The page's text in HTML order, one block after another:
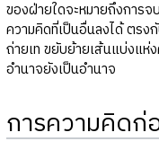
ของฝ่ายใดจะหมายถึงการ
ความคิดที่เป็นอื่นลงได้ ตรง
ถ่ายเท ขยับย้ายเส้นแบ่งแห่
อำนาจยังเป็นอำนาจ
การความคิด